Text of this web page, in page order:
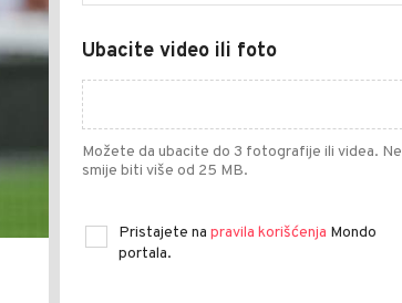
Ubacite video ili foto
Možete da ubacite do 3 fotografije ili videa. Ne
smije biti više od 25 MB.
Pristajete na pravila korišćenja Mondo
portala.